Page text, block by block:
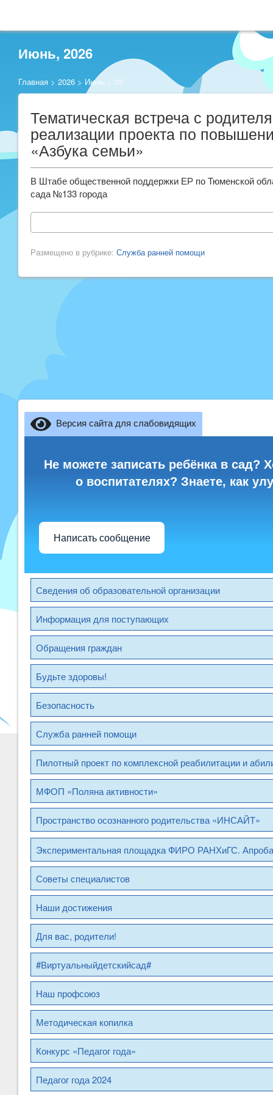
Июнь, 2026
Главная > 2026 > Июнь > 03
Тематическая встреча с
реализации проекта по
«Азбука семьи»
В Штабе общественной поддержки ЕР по Тюменской
сада №133 города
Размещено в рубрике: Служба ранней помощи
Версия сайта для слабовидящих
Не можете записать ребёнка в сад?
о воспитателях? Знаете, как
Написать сообщение
Сведения об образовательной организации
Информация для поступающих
Обращения граждан
Будьте здоровы!
Безопасность
Служба ранней помощи
Пилотный проект по комплексной реабилитации и
МФОП «Поляна активности»
Пространство осознанного родительства «ИНСАЙТ»
Экспериментальная площадка ФИРО РАНХиГС.
Советы специалистов
Наши достижения
Для вас, родители!
#Виртуальныйдетскийсад#
Наш профсоюз
Методическая копилка
Конкурс «Педагог года»
Педагог года 2024